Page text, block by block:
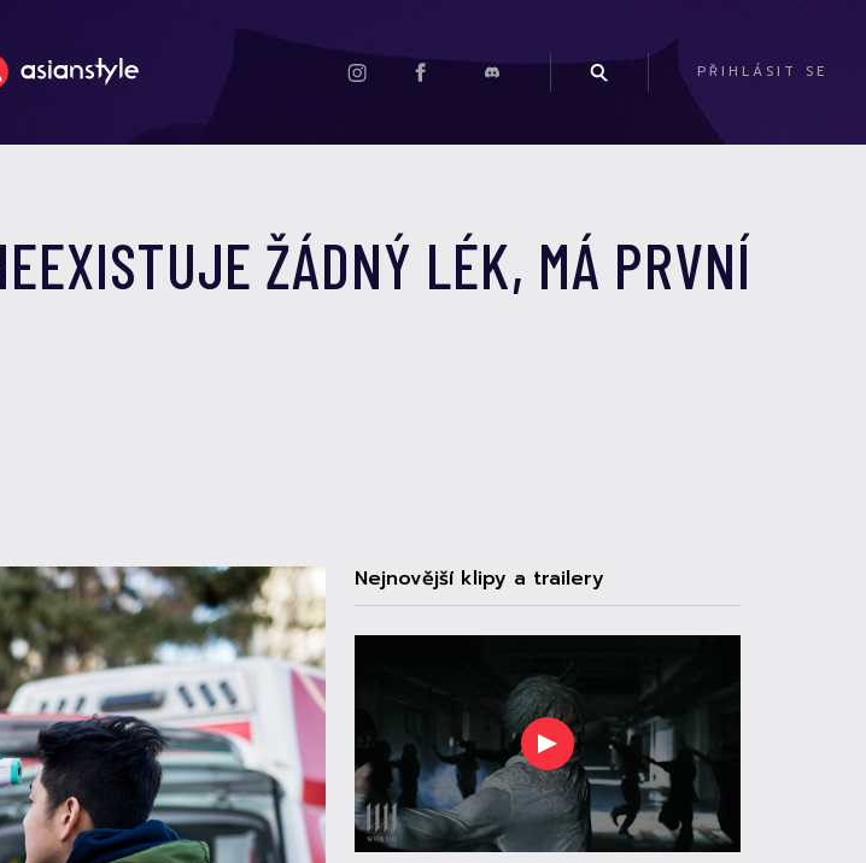
PŘIHLÁSIT SE
ŽÁDNÝ LÉK, MÁ PRVNÍ
Nejnovější klipy a trailery